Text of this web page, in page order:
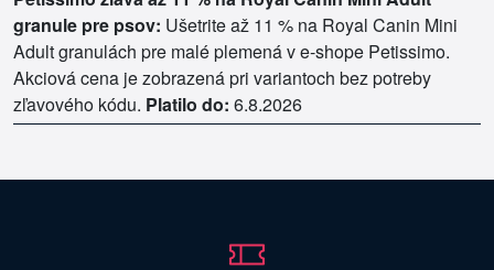
granule pre psov: Ušetrite až 11 % na Royal Canin Mini
Adult granulách pre malé plemená v e-shope Petissimo.
Akciová cena je zobrazená pri variantoch bez potreby
zľavového kódu. Platilo do: 6.8.2026